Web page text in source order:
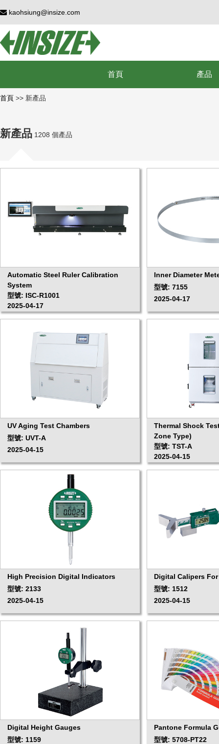
kaohsiung@insize.com
首頁 產品
首頁 >> 新產品
新產品 1208 個產品
Automatic Steel Ruler Calibration
System
型號: ISC-R1001
2025-04-17
Inner Diameter
型號: 7155
2025-04-17
UV Aging Test Chambers
型號: UVT-A
2025-04-15
Thermal Shock
Zone Type)
型號: TST-A
2025-04-15
High Precision Digital Indicators
型號: 2133
2025-04-15
Digital Calipers
型號: 1512
2025-04-15
Digital Height Gauges
型號: 1159
Pantone Formula
型號: 5708-PT22